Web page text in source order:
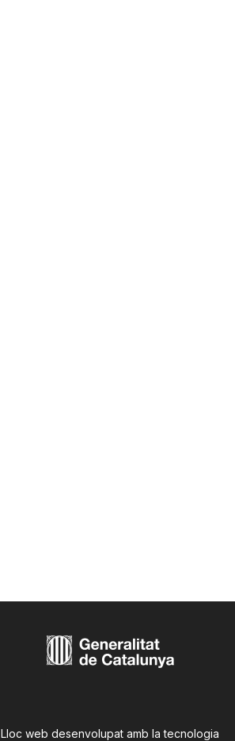
Lloc web desenvolupat amb la tecnologia